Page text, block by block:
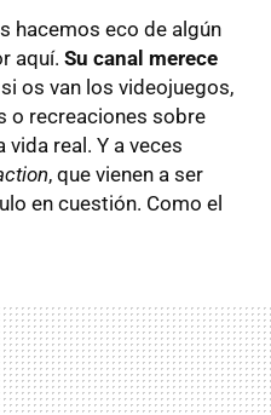
hacemos eco de algún
aquí. Su canal merece
os van los videojuegos,
o recreaciones sobre
vida real. Y a veces
, que vienen a ser
en cuestión. Como el